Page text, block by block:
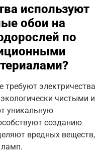
используют
обои на
по
электричества
чистыми и
уникальную
созданию
вредных веществ,
ламп.